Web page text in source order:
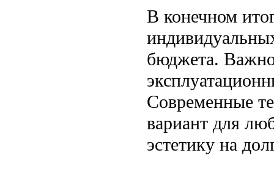
В конечном
бюджета.
Современные
вариант для
эстетику на